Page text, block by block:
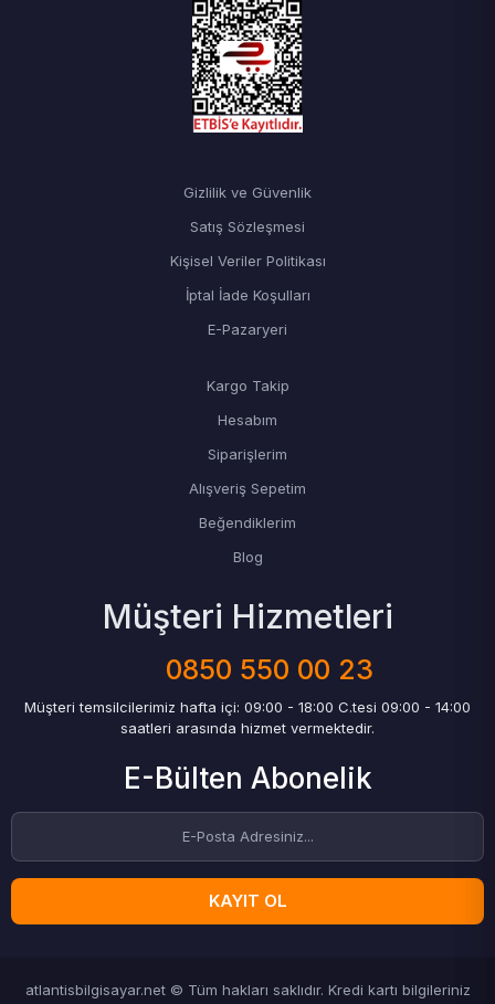
Gizlilik ve Güvenlik
Satış Sözleşmesi
Kişisel Veriler Politikası
İptal İade Koşulları
E-Pazaryeri
Kargo Takip
Hesabım
Siparişlerim
Alışveriş Sepetim
Beğendiklerim
Blog
Müşteri Hizmetleri
0850 550 00 23
Müşteri temsilcilerimiz hafta içi: 09:00 - 18:00 C.tesi 09:00 - 14:00
saatleri arasında hizmet vermektedir.
E-Bülten Abonelik
KAYIT OL
atlantisbilgisayar.net © Tüm hakları saklıdır. Kredi kartı bilgileriniz